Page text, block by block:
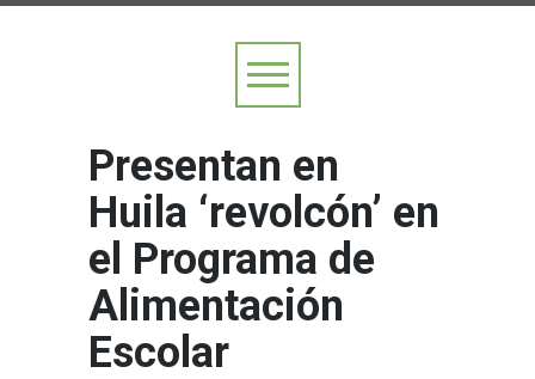
Presentan en
Huila ‘revolcón’ en
el Programa de
Alimentación
Escolar